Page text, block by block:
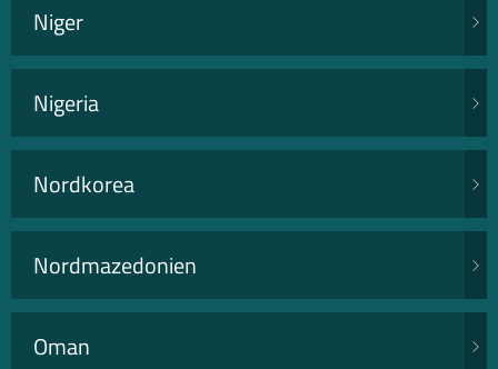
Niger
Nigeria
Nordkorea
Nordmazedonien
Oman